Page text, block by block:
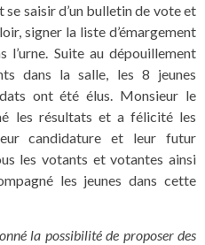
se saisir d’un bulletin de vote et
signer la liste d’émargement
Suite au dépouillement
dans la salle, les 8 jeunes
ont été élus. Monsieur le
les résultats et a félicité les
candidature et leur futur
les votants et votantes ainsi
les jeunes dans cette
la possibilité de proposer des